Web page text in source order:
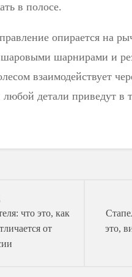
в полосе.
опирается на
шаровыми шарнирами и
взаимодействует
детали приведут в
это,
что это, как
от